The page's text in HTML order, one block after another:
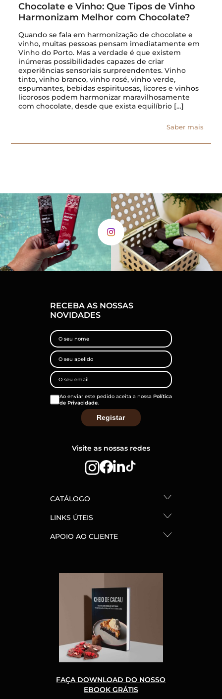
Chocolate e Vinho: Que Tipos de Vinho
Harmonizam Melhor com Chocolate?
Quando se fala em harmonização de chocolate e
vinho, muitas pessoas pensam imediatamente em
Vinho do Porto. Mas a verdade é que existem
inúmeras possibilidades capazes de criar
experiências sensoriais surpreendentes. Vinho
tinto, vinho branco, vinho rosé, vinho verde,
espumantes, bebidas espirituosas, licores e vinhos
licorosos podem harmonizar maravilhosamente
com chocolate, desde que exista equilíbrio […]
Saber mais
RECEBA AS NOSSAS
NOVIDADES
Ao enviar este pedido aceita a nossa Política
de Privacidade.
Visite as nossas redes
CATÁLOGO
LINKS ÚTEIS
APOIO AO CLIENTE
FAÇA DOWNLOAD DO NOSSO
EBOOK GRÁTIS